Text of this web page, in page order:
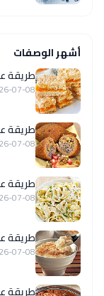
أشهر الوصفات
طريقة
07-08
طريقة
07-08
طريقة
07-08
طريقة
07-08
طريقة